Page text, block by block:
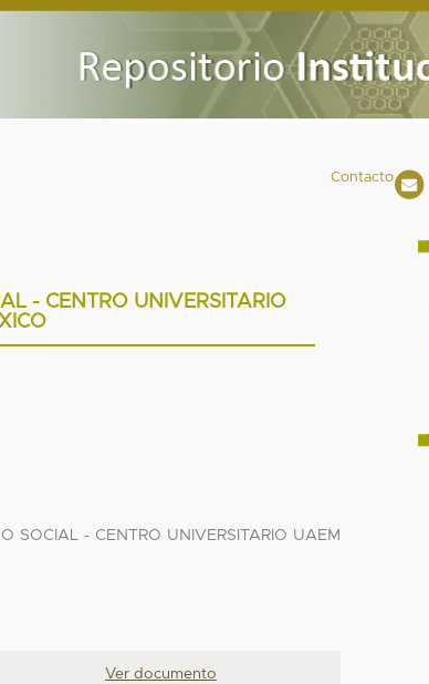
Contacto
- CENTRO UNIVERSITARIO
- CENTRO UNIVERSITARIO UAEM
Ver documento